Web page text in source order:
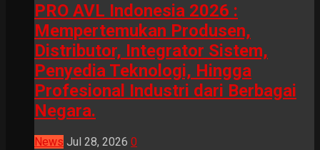
PRO AVL Indonesia 2026 :
Mempertemukan Produsen,
Distributor, Integrator Sistem,
Penyedia Teknologi, Hingga
Profesional Industri dari Berbagai
Negara.
News Jul 28, 2026 0